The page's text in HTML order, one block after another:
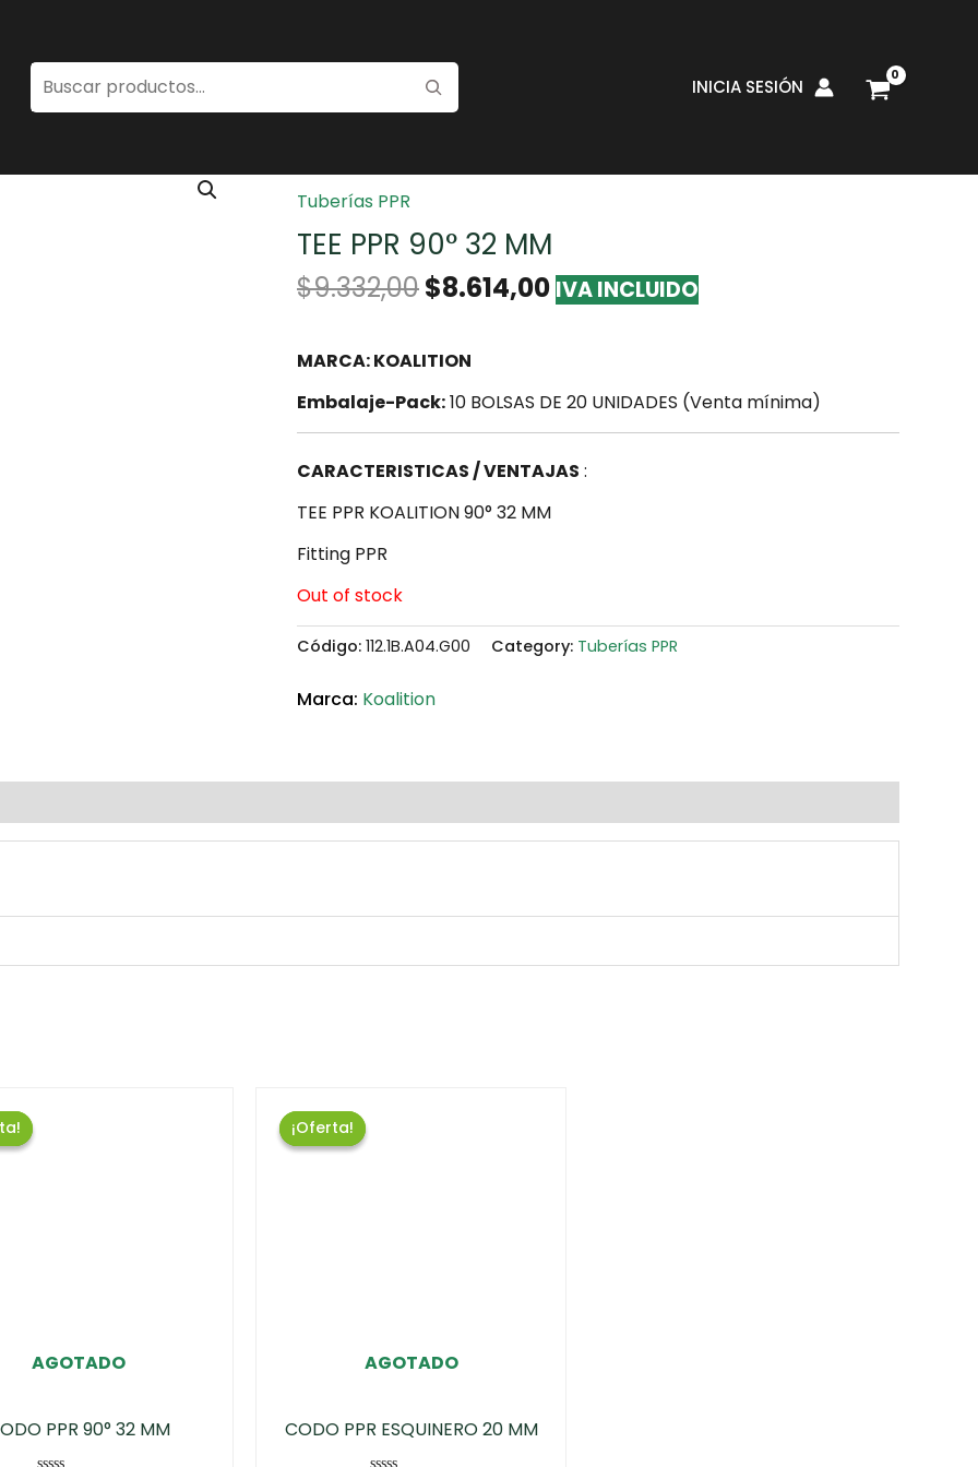
INICIA SESIÓN
Tuberías PPR
TEE PPR 90° 32 MM
$9.332,00$8.614,00 IVA INCLUIDO
MARCA: KOALITION
Embalaje-Pack:10 BOLSAS DE 20 UNIDADES (Venta mínima)
CARACTERISTICAS / VENTAJAS :
TEE PPR KOALITION 90° 32 MM
Fitting PPR
Out of stock
Código: 112.1B.A04.G00 Category: Tuberías PPR
Koalition
AGOTADO
PPR 90° 32 MM
¡Oferta!
AGOTADO
¡Oferta!
CODO PPR ESQUINERO 20 MM